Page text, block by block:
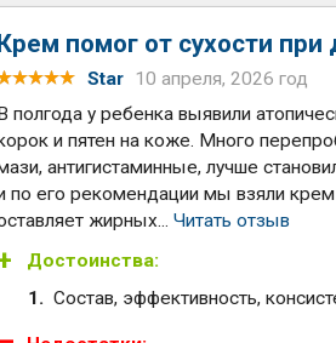
помог от сухости при
Star
10 апреля, 2026 год
полгода у ребенка выявили
и пятен на коже. Много
антигистаминные, лучше
по его рекомендации мы взяли крем
жирных...Читать отзыв
Достоинства:
Состав, эффективность,